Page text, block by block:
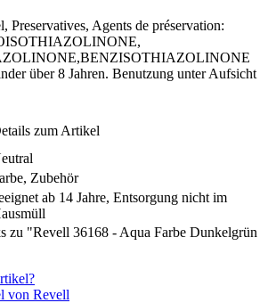
Preservatives, Agents de préservation:
über 8 Jahren. Benutzung unter Aufsicht
zum Artikel
Zubehör
ab 14 Jahre, Entsorgung nicht im
zu "Revell 36168 - Aqua Farbe Dunkelgrün
von Revell